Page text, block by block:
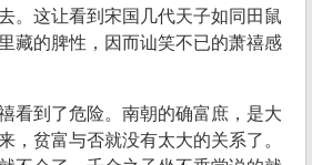
。这让看到宋国几代天子如同田鼠
藏的脾性，因而讪笑不已的萧禧感
看到了危险。南朝的确富庶，是大
，贫富与否就没有太大的关系了。